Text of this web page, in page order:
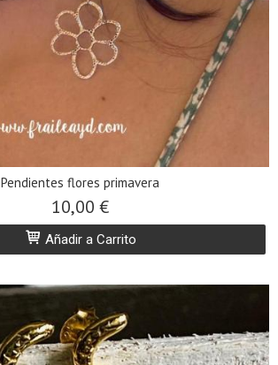
Pendientes flores primavera
10,00 €
Añadir a Carrito